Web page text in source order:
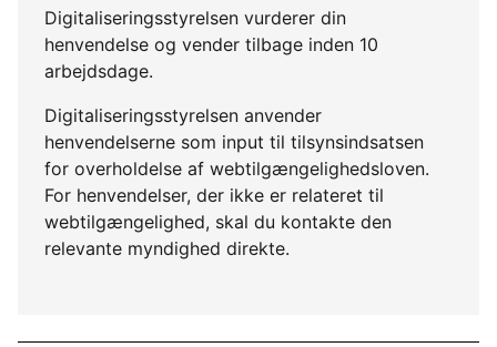
Digitaliseringsstyrelsen vurderer din
henvendelse og vender tilbage inden 10
arbejdsdage.
Digitaliseringsstyrelsen anvender
henvendelserne som input til tilsynsindsatsen
for overholdelse af webtilgængelighedsloven.
For henvendelser, der ikke er relateret til
webtilgængelighed, skal du kontakte den
relevante myndighed direkte.